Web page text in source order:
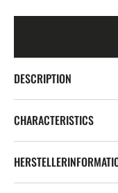
DESCRIPTION
CHARACTERISTICS